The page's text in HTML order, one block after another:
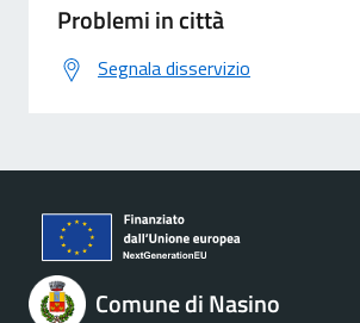
Problemi in città
Segnala disservizio
Comune di Nasino